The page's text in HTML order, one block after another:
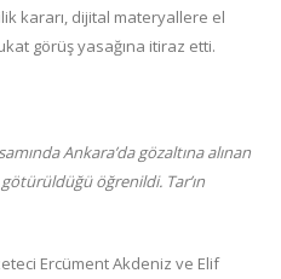
kararı, dijital materyallere el
görüş yasağına itiraz etti.
Ankara’da gözaltına alınan
götürüldüğü öğrenildi. Tar’ın
Ercüment Akdeniz ve Elif